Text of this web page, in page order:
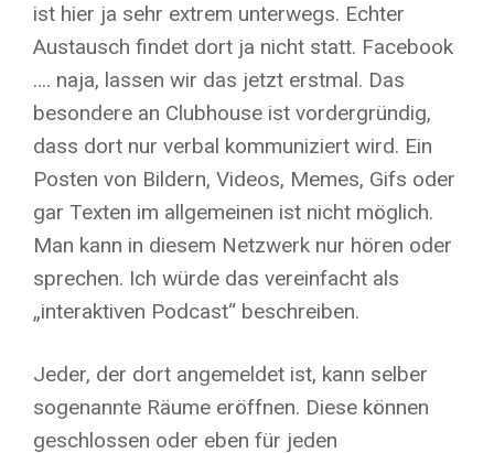
ist hier ja sehr extrem unterwegs. Echter
Austausch findet dort ja nicht statt. Facebook
…. naja, lassen wir das jetzt erstmal. Das
besondere an Clubhouse ist vordergründig,
dass dort nur verbal kommuniziert wird. Ein
Posten von Bildern, Videos, Memes, Gifs oder
gar Texten im allgemeinen ist nicht möglich.
Man kann in diesem Netzwerk nur hören oder
sprechen. Ich würde das vereinfacht als
„interaktiven Podcast“ beschreiben.
Jeder, der dort angemeldet ist, kann selber
sogenannte Räume eröffnen. Diese können
geschlossen oder eben für jeden